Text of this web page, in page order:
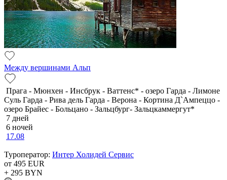
Между вершинами Альп
Прага - Мюнхен - Инсбрук - Ваттенс* - озеро Гарда - Лимоне
Суль Гарда - Рива дель Гарда - Верона - Кортина Д`Ампеццо -
озеро Брайес - Больцано - Зальцбург- Зальцкаммергут*
7 дней
6 ночей
17.08
Туроператор: Интер Холидей Сервис
от 495 EUR
+ 295 BYN